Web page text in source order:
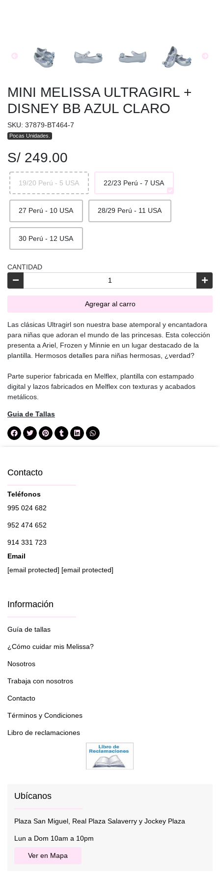
MINI MELISSA ULTRAGIRL +
DISNEY BB AZUL CLARO
SKU: 37879-BT464-7
Pocas Unidades.
S/ 249.00
19/20 Perú - 5 USA 22/23 Perú - 7 USA
27 Perú - 10 USA 28/29 Perú - 11 USA
30 Perú - 12 USA
CANTIDAD
Agregar al carro
Las clásicas Ultragirl son nuestra base atemporal y encantadora
para niñas que adoran el mundo de las princesas. Esta colección
presenta a Ariel, Frozen y Minnie en un lugar destacado de la
plantilla. Hermosos detalles para niñas hermosas, ¿verdad?
Parte superior fabricada en Melflex, plantilla con estampado
digital y lazos fabricados en Melflex con texturas y acabados
metálicos.
Guia de Tallas
Contacto
Teléfonos
995 024 682
952 474 652
914 331 723
Email
[email protected] [email protected]
Información
Guía de tallas
¿Cómo cuidar mis Melissa?
Nosotros
Trabaja con nosotros
Contacto
Términos y Condiciones
Libro de reclamaciones
Ubícanos
Plaza San Miguel, Real Plaza Salaverry y Jockey Plaza
Lun a Dom 10am a 10pm
Ver en Mapa